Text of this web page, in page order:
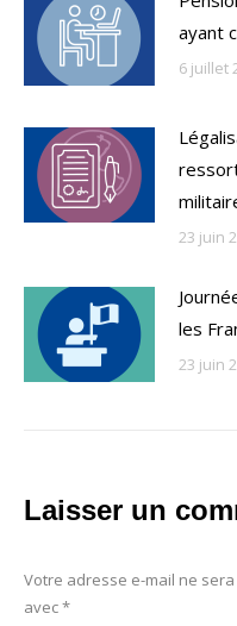
ayant
6 juillet
23 juin
les
23 juin
Laisser un
Votre adresse e-mail ne
avec*